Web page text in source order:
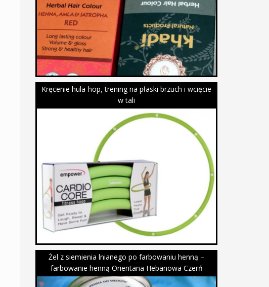
Kręcenie hula-hop, trening na płaski brzuch i wcięcie
w tali
Żel z siemienia lnianego po farbowaniu henną –
farbowanie henną Orientana Hebanowa Czerń